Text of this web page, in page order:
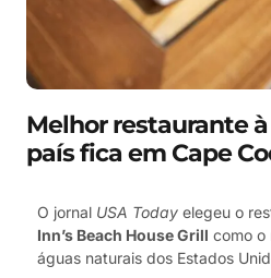
Melhor restaurante
país fica em Cape
O jornal USA Today elegeu o
Inn’s Beach House Grill como o
águas naturais dos Estados